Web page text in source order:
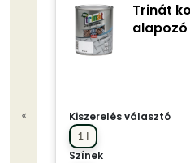
«
Trinát
alapozó
Kiszerelés választó
1 l
Színek